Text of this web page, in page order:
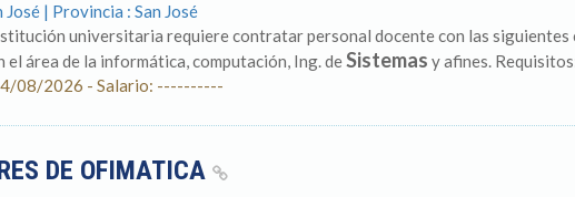
José | Provincia : San José
universitaria requiere contratar personal docente con las
el área de la informática, computación, Ing. deSistemas y afines.
08/2026 - Salario: ----------
DE OFIMATICA